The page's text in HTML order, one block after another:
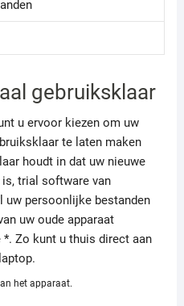
gebruiksklaar
u ervoor kiezen om uw
te laten maken
houdt in dat uw nieuwe
trial software van
uw persoonlijke bestanden
uw oude apparaat
*. Zo kunt u thuis direct aan
het apparaat.